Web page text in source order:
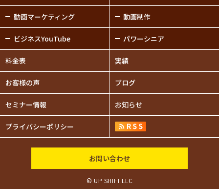
動画マーケティング 動画制作
ビジネスYouTube パワーシニア
料金表 実績
お客様の声 ブログ
セミナー情報 お知らせ
お問い合わせ
プライバシーポリシー
© UP SHIFT.LLC